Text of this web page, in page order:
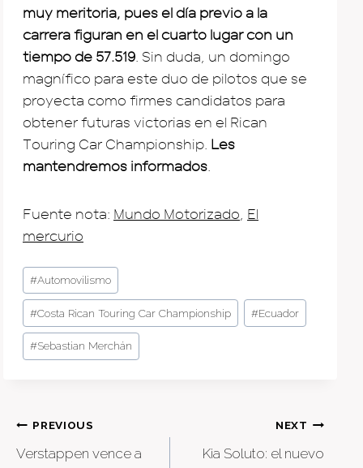
muy meritoria, pues el día previo a la
carrera figuran en el cuarto lugar con un
tiempo de 57.519 . Sin duda, un domingo
magnífico para este duo de pilotos que se
proyecta como firmes candidatos para
obtener futuras victorias en el Rican
Touring Car Championship. Les
mantendremos informados
Fuente nota: Mundo Motorizado El
mercurio
Post
Tags:
#Automovilismo
#Costa Rican Touring Car Championship #Ecuador
#Sebastian Merchán
Post
PREVIOUS
Verstappen vence a
NEXT
Kia Soluto: el nuevo